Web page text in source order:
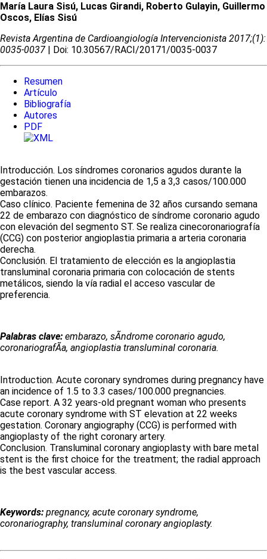
María Laura Sisú, Lucas Girandi, Roberto Gulayin, Guillermo
Oscos, Elías Sisú
Revista Argentina de Cardioangiologí­a Intervencionista 2017;(1):
0035-0037 | Doi: 10.30567/RACI/20171/0035-0037
Resumen
Artículo
Bibliografía
Autores
PDF
Introducción. Los síndromes coronarios agudos durante la
gestación tienen una incidencia de 1,5 a 3,3 casos/100.000
embarazos.
Caso clínico. Paciente femenina de 32 años cursando semana
22 de embarazo con diagnóstico de síndrome coronario agudo
con elevación del segmento ST. Se realiza cinecoronariografía
(CCG) con posterior angioplastia primaria a arteria coronaria
derecha.
Conclusión. El tratamiento de elección es la angioplastia
transluminal coronaria primaria con colocación de stents
metálicos, siendo la vía radial el acceso vascular de
preferencia.
Palabras clave: embarazo, sÃ­ndrome coronario agudo,
coronariografÃ­a, angioplastia transluminal coronaria.
Introduction. Acute coronary syndromes during pregnancy have
an incidence of 1.5 to 3.3 cases/100.000 pregnancies.
Case report. A 32 years-old pregnant woman who presents
acute coronary syndrome with ST elevation at 22 weeks
gestation. Coronary angiography (CCG) is performed with
angioplasty of the right coronary artery.
Conclusion. Transluminal coronary angioplasty with bare metal
stent is the first choice for the treatment; the radial approach
is the best vascular access.
Keywords: pregnancy, acute coronary syndrome,
coronariography, transluminal coronary angioplasty.